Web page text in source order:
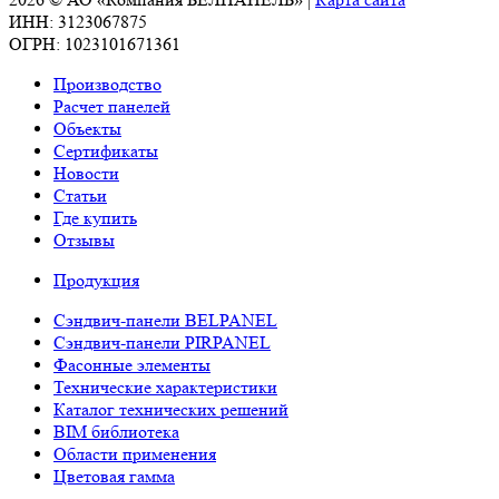
строительству
промышленного
«Северный».
ИНН: 3123067875
ОГРН: 1023101671361
Производство
Расчет панелей
Объекты
Сертификаты
Новости
Статьи
Где купить
Отзывы
Продукция
Сэндвич-панели BELPANEL
Сэндвич-панели PIRPANEL
Фасонные элементы
Технические характеристики
Каталог технических решений
BIM библиотека
Области применения
Цветовая гамма